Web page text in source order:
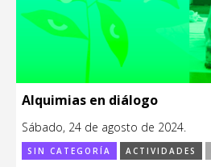
Alquimias en diálogo
Sábado, 24 de agosto de 2024.
SIN CATEGORÍA ACTIVIDADES